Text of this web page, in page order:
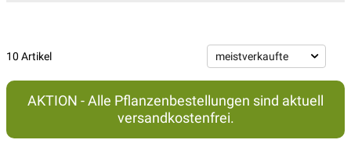
Heirloom Tomaten - Tomatenvielfalt(14)
Hängetomaten(4)
Lubera OpenSky® Tomaten(14)
Orange Tomaten(5)
10 Artikel
AKTION - Alle Pflanzenbestellungen sind aktuell
versandkostenfrei.